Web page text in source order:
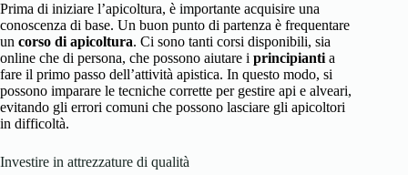
Prima di iniziare l’apicoltura, è importante acquisire una
conoscenza di base. Un buon punto di partenza è frequentare
un corso di apicoltura. Ci sono tanti corsi disponibili, sia
online che di persona, che possono aiutare i principianti a
fare il primo passo dell’attività apistica. In questo modo, si
possono imparare le tecniche corrette per gestire api e alveari,
evitando gli errori comuni che possono lasciare gli apicoltori
in difficoltà.
Investire in attrezzature di qualità